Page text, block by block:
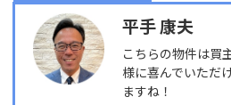
平手 康夫
こちらの物件は買
様に喜んでいただ
ますね！